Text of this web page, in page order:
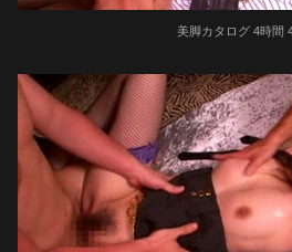
美脚カタログ 4時間